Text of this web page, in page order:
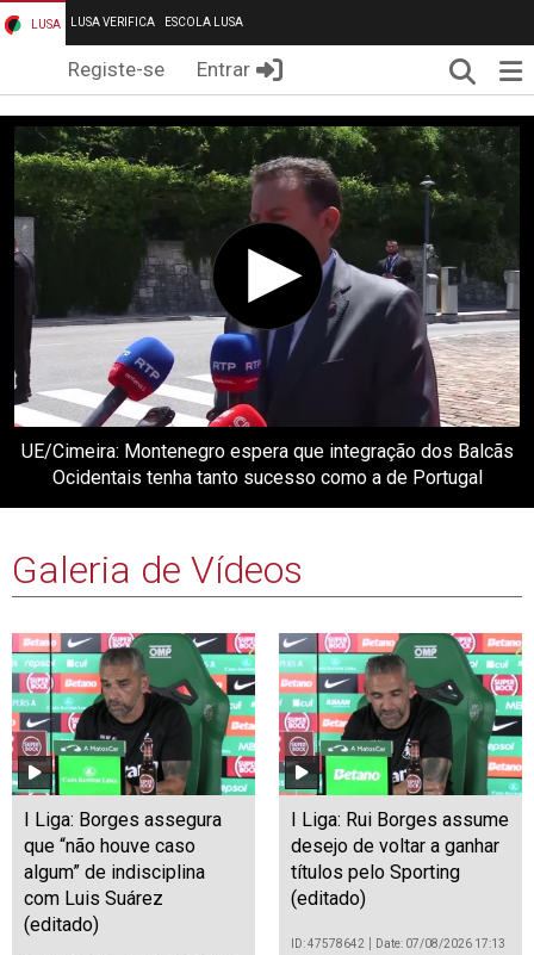
LUSA LUSA VERIFICA ESCOLA LUSA
Registe-se Entrar
UE/Cimeira: Montenegro espera que integração dos Balcãs
Ocidentais tenha tanto sucesso como a de Portugal
Galeria de Vídeos
I Liga: Borges assegura
que “não houve caso
algum” de indisciplina
com Luis Suárez
(editado)
I Liga: Rui Borges assume
desejo de voltar a ganhar
títulos pelo Sporting
(editado)
ID: 47578642 Date: 07/08/2026 17:13